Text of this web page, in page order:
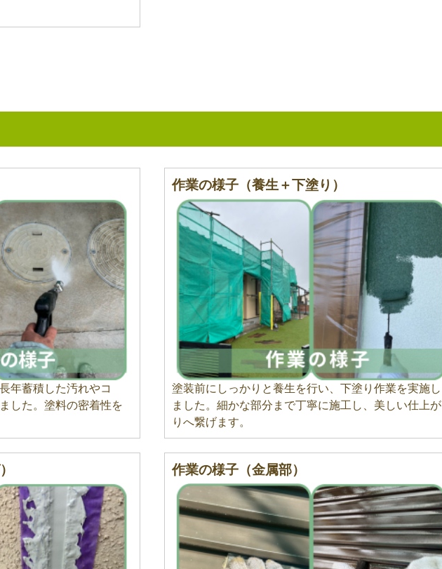
年蓄積した汚れやコ
した。塗料の密着性を
作業の様子（養生＋下塗り）
塗装前にしっかりと養生を行い、下塗り作業を実施し
ました。細かな部分まで丁寧に施工し、美しい仕上が
りへ繋げます。
作業の様子（金属部）